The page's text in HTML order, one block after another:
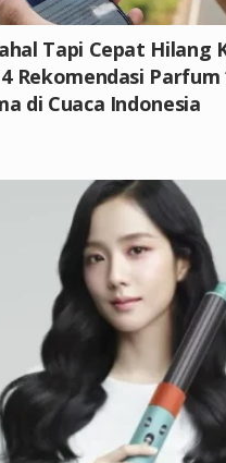
Tapi Cepat Hilang
Rekomendasi Parfum
di Cuaca Indonesia